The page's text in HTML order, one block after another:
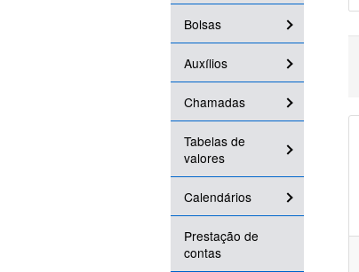
Bolsas
Auxílios
Chamadas
Tabelas de
valores
Calendários
Prestação de
contas